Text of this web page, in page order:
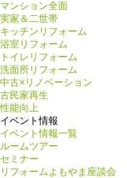
マンション全面
実家＆二世帯
キッチンリフォーム
浴室リフォーム
トイレリフォーム
洗面所リフォーム
中古×リノベーション
古民家再生
性能向上
イベント情報
イベント情報一覧
ルームツアー
セミナー
リフォームよもやま座談会